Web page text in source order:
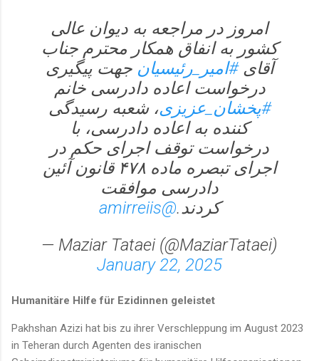
امروز در مراجعه به دیوان عالی
کشور به انفاق همکار محترم جناب
آقای#امیر_رئیسیان جهت پیگیری
درخواست اعاده دادرسی خانم
#پخشان_عزیزی، شعبه رسیدگی
کننده به اعاده دادرسی، با
درخواست توقف اجرای حکم در
اجرای تبصره ماده ۴۷۸ قانون آئین
دادرسی موافقت
کردند.@amirreiis
— Maziar Tataei (@MaziarTataei)
January 22, 2025
Humanitäre Hilfe für Ezidinnen geleistet
Pakhshan Azizi hat bis zu ihrer Verschleppung im August 2023
in Teheran durch Agenten des iranischen